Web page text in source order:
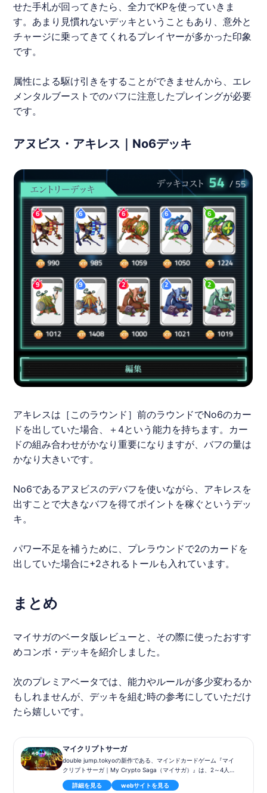
せた手札が回ってきたら、全力でKPを使っていきま
す。あまり見慣れないデッキということもあり、意外と
チャージに乗ってきてくれるプレイヤーが多かった印象
です。
属性による駆け引きをすることができませんから、エレ
メンタルブーストでのバフに注意したプレイングが必要
です。
アヌビス・アキレス｜No6デッキ
アキレスは［このラウンド］前のラウンドでNo6のカー
ドを出していた場合、＋4という能力を持ちます。カー
ドの組み合わせがかなり重要になりますが、バフの量は
かなり大きいです。
No6であるアヌビスのデバフを使いながら、アキレスを
出すことで大きなバフを得てポイントを稼ぐというデッ
キ。
パワー不足を補うために、プレラウンドで2のカードを
出していた場合に+2されるトールも入れています。
まとめ
マイサガのベータ版レビューと、その際に使ったおすす
めコンボ・デッキを紹介しました。
次のプレミアベータでは、能力やルールが多少変わるか
もしれませんが、デッキを組む時の参考にしていただけ
たら嬉しいです。
マイクリプトサーガ
double jump.tokyoの新作である、マインドカードゲーム『マイ
クリプトサーガ｜My Crypto Saga（マイサガ）』は、2～4人で
のリアルタイム対戦を楽しむことができるマインドカードゲーム
です。10枚の”カミカード”を編成し、戦略とスキルと運の力でラ
詳細を見る webサイトを見る